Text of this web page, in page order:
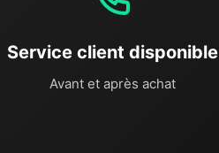
Service client disponible
Avant et après achat